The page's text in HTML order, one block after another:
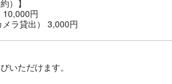
）】
10,000円
メラ貸出） 3,000円
いただけます。